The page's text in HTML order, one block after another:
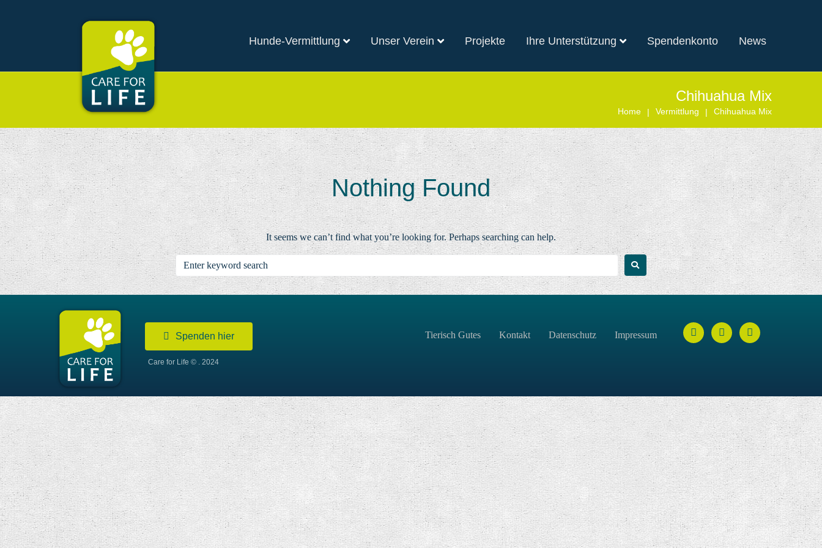
Hunde-Vermittlung Unser Verein Projekte Ihre Unterstützung Spendenkonto News
Chihuahua Mix
Home | Vermittlung | Chihuahua Mix
Nothing Found
It seems we can’t find what you’re looking for. Perhaps searching can help.
Spenden hier Tierisch Gutes Kontakt Datenschutz Impressum
Care for Life © . 2024